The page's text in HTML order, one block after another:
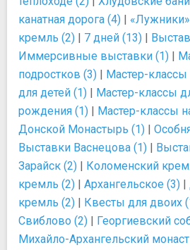
канатная дорога (4) |
кремль (2) | 7 дней (13) |
Иммерсивные выставки (1) |
подростков (3) | Мастер-классы
для детей (1) | Мастер-классы
рождения (1) | Мастер-классы
Донской Монастырь (1) |
Выставки Васнецова (1) |
Зарайск (2) | Коломенский
кремль (2) | Архангельское (3) |
кремль (2) | Квесты для двоих
Свиблово (2) | Георгиевский
Михайло-Архангельский